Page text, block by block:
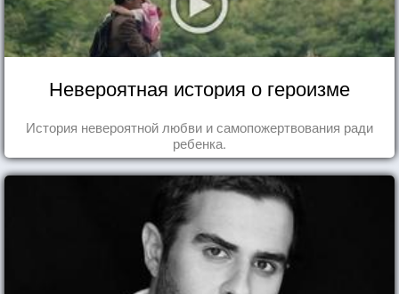
Невероятная история о героизме
История невероятной любви и самопожертвования ради
ребенка.